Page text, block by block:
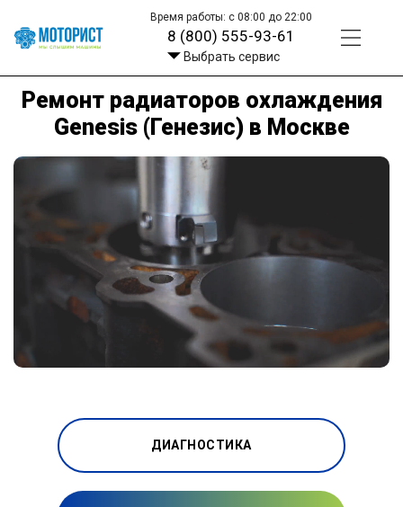
Время работы: с 08:00 до 22:00
8 (800) 555-93-61
Выбрать сервис
Ремонт радиаторов охлаждения
Genesis (Генезис) в Москве
ДИАГНОСТИКА